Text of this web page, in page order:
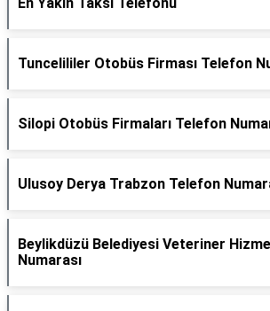
Tuncelililer Otobüs Firması Telefon
Silopi Otobüs Firmaları Telefon
Ulusoy Derya Trabzon Telefon
Beylikdüzü Belediyesi Veteriner
Numarası